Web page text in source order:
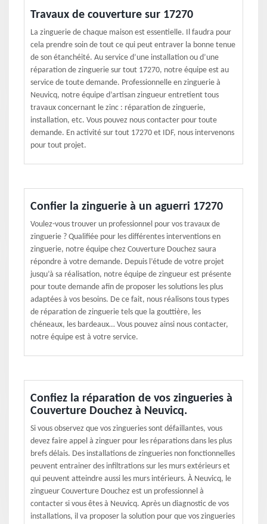
Travaux de couverture sur 17270
La zinguerie de chaque maison est essentielle. Il faudra pour
cela prendre soin de tout ce qui peut entraver la bonne tenue
de son étanchéité. Au service d’une installation ou d’une
réparation de zinguerie sur tout 17270, notre équipe est au
service de toute demande. Professionnelle en zinguerie à
Neuvicq, notre équipe d’artisan zingueur entretient tous
travaux concernant le zinc : réparation de zinguerie,
installation, etc. Vous pouvez nous contacter pour toute
demande. En activité sur tout 17270 et IDF, nous intervenons
pour tout projet.
Confier la zinguerie à un aguerri 17270
Voulez-vous trouver un professionnel pour vos travaux de
zinguerie ? Qualifiée pour les différentes interventions en
zinguerie, notre équipe chez Couverture Douchez saura
répondre à votre demande. Depuis l’étude de votre projet
jusqu’à sa réalisation, notre équipe de zingueur est présente
pour toute demande afin de proposer les solutions les plus
adaptées à vos besoins. De ce fait, nous réalisons tous types
de réparation de zinguerie tels que la gouttière, les
chéneaux, les bardeaux… Vous pouvez ainsi nous contacter,
notre équipe est à votre service.
Confiez la réparation de vos zingueries à
Couverture Douchez à Neuvicq.
Si vous observez que vos zingueries sont défaillantes, vous
devez faire appel à zinguer pour les réparations dans les plus
brefs délais. Des installations de zingueries non fonctionnelles
peuvent entrainer des infiltrations sur les murs extérieurs et
qui peuvent atteindre aussi les murs intérieurs. À Neuvicq, le
zingueur Couverture Douchez est un professionnel à
contacter si vous êtes à Neuvicq. Après un diagnostic de vos
installations, il va proposer la solution pour que vos zingueries